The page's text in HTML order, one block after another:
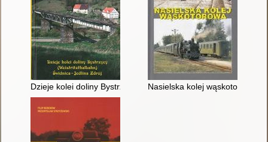
Dzieje kolei doliny Bystrzycy Świdnica-Jedlina Zdrój
Nasielska kolej wąskotorowa